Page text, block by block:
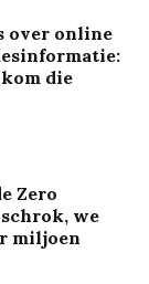
over online
kom die
Zero
schrok, we
miljoen